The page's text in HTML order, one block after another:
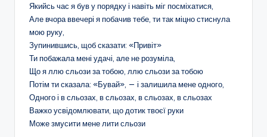
Якийсь час я був у порядку і навіть міг посміхатися,
Але вчора ввечері я побачив тебе, ти так міцно стиснула
мою руку,
Зупинившись, щоб сказати: «Привіт»
Ти побажала мені удачі, але не розуміла,
Що я ллю сльози за тобою, ллю сльози за тобою
Потім ти сказала: «Бувай», — і залишила мене одного,
Одного і в сльозах, в сльозах, в сльозах, в сльозах
Важко усвідомлювати, що дотик твоєї руки
Може змусити мене лити сльози